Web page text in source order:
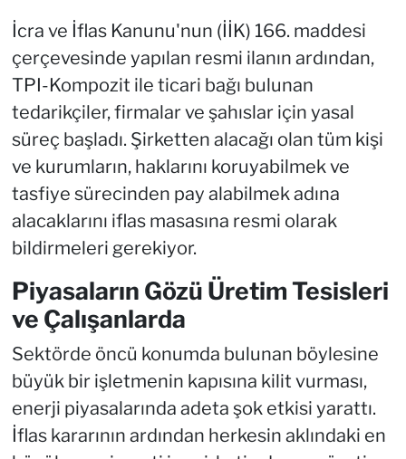
İcra ve İflas Kanunu'nun (İİK) 166. maddesi
çerçevesinde yapılan resmi ilanın ardından,
TPI-Kompozit ile ticari bağı bulunan
tedarikçiler, firmalar ve şahıslar için yasal
süreç başladı. Şirketten alacağı olan tüm kişi
ve kurumların, haklarını koruyabilmek ve
tasfiye sürecinden pay alabilmek adına
alacaklarını iflas masasına resmi olarak
bildirmeleri gerekiyor.
Piyasaların Gözü Üretim Tesisleri
ve Çalışanlarda
Sektörde öncü konumda bulunan böylesine
büyük bir işletmenin kapısına kilit vurması,
enerji piyasalarında adeta şok etkisi yarattı.
İflas kararının ardından herkesin aklındaki en